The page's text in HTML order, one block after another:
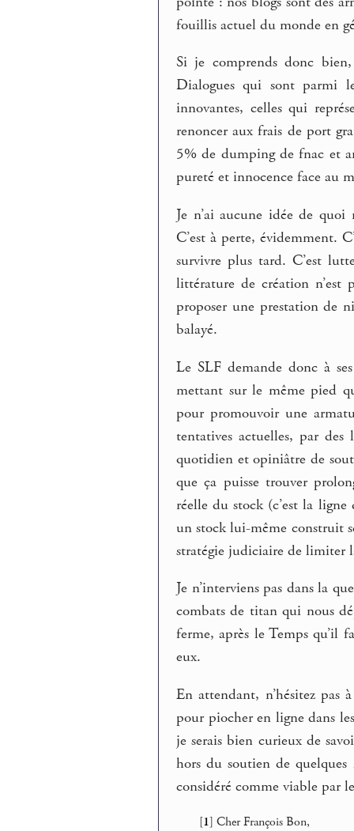
fouillis actuel du monde en
Si je comprends donc
Dialogues qui sont parmi
innovantes, celles qui
renoncer aux frais de port
5% de dumping de fnac et
pureté et innocence face au
Je n’ai aucune idée de
C’est à perte, évidemment.
survivre plus tard. C’est
littérature de création n’est
proposer une prestation de
balayé.
Le SLF demande donc à
mettant sur le même pied
pour promouvoir une
tentatives actuelles, par
quotidien et opiniâtre de
que ça puisse trouver
réelle du stock (c’est la
un stock lui-même construit
stratégie judiciaire de limiter
Je n’interviens pas dans la
combats de titan qui nous
ferme, après le Temps qu’il
eux.
En attendant, n’hésitez pas
pour piocher en ligne dans
je serais bien curieux de
hors du soutien de
considéré comme viable par
[1] Cher François Bon,